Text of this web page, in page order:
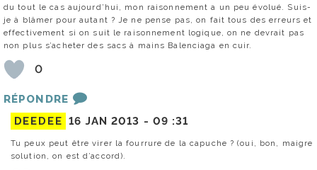
du tout le cas aujourd’hui, mon raisonnement a un peu évolué. Suis-
je à blâmer pour autant ? Je ne pense pas, on fait tous des erreurs et
effectivement si on suit le raisonnement logique, on ne devrait pas
non plus s’acheter des sacs à mains Balenciaga en cuir.
0
RÉPONDRE
DEEDEE 16 JAN 2013 - 09 :31
Tu peux peut être virer la fourrure de la capuche ? (oui, bon, maigre
solution, on est d’accord).